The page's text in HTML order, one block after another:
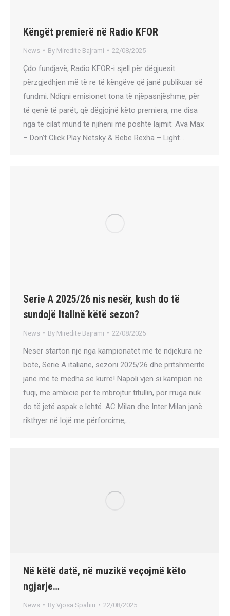
Këngët premierë në Radio KFOR
News By Miredite Bajrami 22/08/2025
Çdo fundjavë, Radio KFOR-i sjell për dëgjuesit
përzgjedhjen më të re të këngëve që janë publikuar së
fundmi. Ndiqni emisionet tona të njëpasnjëshme, për
të qenë të parët, që dëgjojnë këto premiera, me disa
nga të cilat mund të njiheni më poshtë lajmit: Ava Max
– Don’t Click Play Netsky & Bebe Rexha – Light…
Serie A 2025/26 nis nesër, kush do të
sundojë Italinë këtë sezon?
News By Miredite Bajrami 22/08/2025
Nesër starton një nga kampionatet më të ndjekura në
botë, Serie A italiane, sezoni 2025/26 dhe pritshmëritë
janë më të mëdha se kurrë! Napoli vjen si kampion në
fuqi, me ambicie për të mbrojtur titullin, por rruga nuk
do të jetë aspak e lehtë. AC Milan dhe Inter Milan janë
rikthyer në lojë me përforcime,…
Në këtë datë, në muzikë veçojmë këto
ngjarje…
News By Vjosa Spahiu 22/08/2025